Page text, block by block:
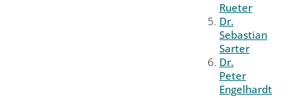
Rueter
Dr.
Sebastian
Sarter
Dr.
Peter
Engelhardt